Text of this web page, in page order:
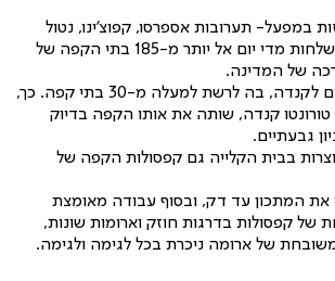
במפעל- תערובות אספרסו, קפוצ'ינו, נטול
קפאין וקפה טורקי- נשלחות מדי יום אל יותר מ-185 בתי הקפה של
של המדינה.
בנוסף, מוטסים הפולים לקנדה, בה לרשת למעלה מ-30 בתי קפה. כך,
קנדה, שותה את אותו הקפה בדיוק
גבעתיים.
2015, מיוצרות בבית הקלייה גם קפסולות הקפה של
את המתכון עד דק, ובסוף עבודה מאומצת
של קפסולות בדרגות חוזק וארומות שונות,
של ארומה ניכרת בכל לגימה ולגימה.